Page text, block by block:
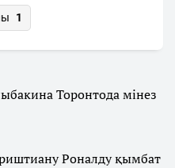
1
Торонтода мінез
Роналду қымбат